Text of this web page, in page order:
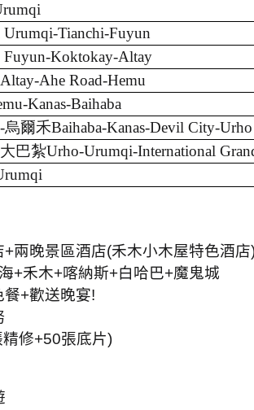
Tianchi-Fuyun
Koktokay-Altay
Ahe Road-Hemu
Kanas-Baihaba
烏爾禾Baihaba-Kanas-Devil City-Urho
巴紮Urho-Urumqi-International
+兩晚景區酒店(禾木小木屋特色酒店
+禾木+喀納斯+白哈巴+魔鬼城
餐+歡送晚宴!
精修+50張底片)